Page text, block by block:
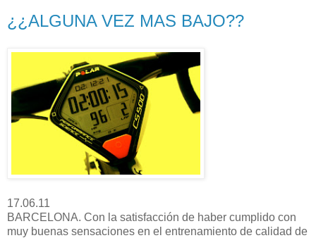
¿¿ALGUNA VEZ MAS BAJO??
17.06.11
BARCELONA. Con la satisfacción de haber cumplido con
muy buenas sensaciones en el entrenamiento de calidad de